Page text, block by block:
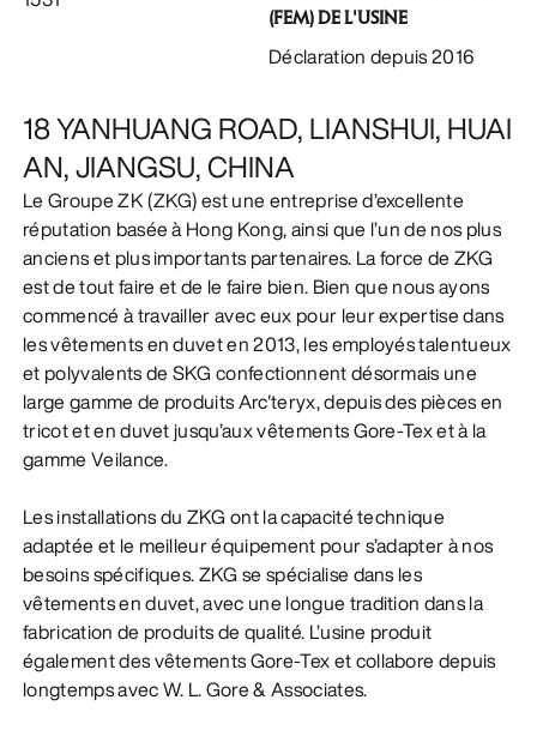
(FEM) DE L'USINE
Déclaration depuis 2016
18 YANHUANG ROAD, LIANSHUI, HUAI
AN, JIANGSU, CHINA
Le Groupe ZK (ZKG) est une entreprise d’excellente
réputation basée à Hong Kong, ainsi que l’un de nos plus
anciens et plus importants partenaires. La force de ZKG
est de tout faire et de le faire bien. Bien que nous ayons
commencé à travailler avec eux pour leur expertise dans
les vêtements en duvet en 2013, les employés talentueux
et polyvalents de SKG confectionnent désormais une
large gamme de produits Arc'teryx, depuis des pièces en
tricot et en duvet jusqu’aux vêtements Gore-Tex et à la
gamme Veilance.
Les installations du ZKG ont la capacité technique
adaptée et le meilleur équipement pour s’adapter à nos
besoins spécifiques. ZKG se spécialise dans les
vêtements en duvet, avec une longue tradition dans la
fabrication de produits de qualité. L’usine produit
également des vêtements Gore-Tex et collabore depuis
longtemps avec W. L. Gore & Associates.